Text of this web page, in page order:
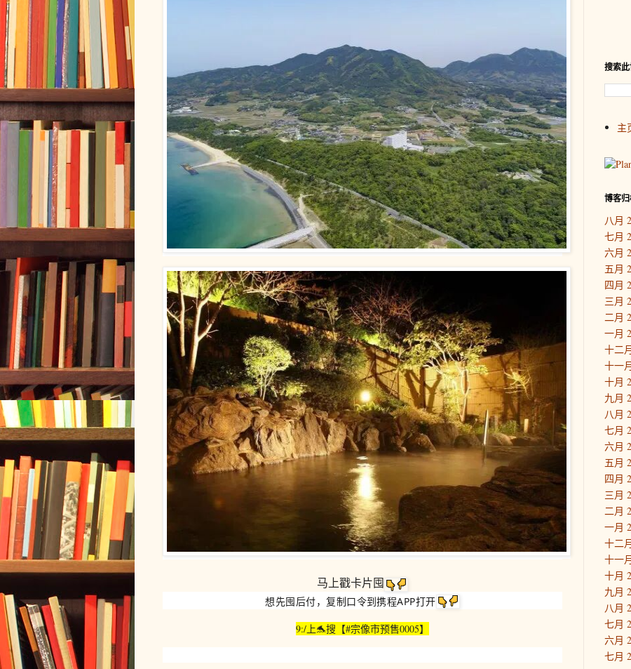
马上戳卡片囤
想先囤后付，复制口令到携程APP打开
9:/上🐬搜【#宗像市预售0005】
搜索
主
博客
八月
七月
六月
五月
四月
三月
二月
一月
十二
十一
十月
九月
八月
七月
六月
五月
四月
三月
二月
一月
十二
十一
十月
九月
八月
七月
六月
七月